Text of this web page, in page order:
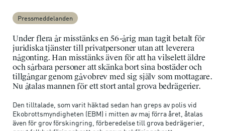
Pressmeddelanden
Under flera år misstänks en 56-årig man tagit betalt för
juridiska tjänster till privatpersoner utan att leverera
någonting. Han misstänks även för att ha vilselett äldre
och sårbara personer att skänka bort sina bostäder och
tillgångar genom gåvobrev med sig själv som mottagare.
Nu åtalas mannen för ett stort antal grova bedrägerier.
Den tilltalade, som varit häktad sedan han greps av polis vid
Ekobrottsmyndigheten (EBM) i mitten av maj förra året, åtalas
även för grov förskingring, förberedelse till grova bedrägerier,